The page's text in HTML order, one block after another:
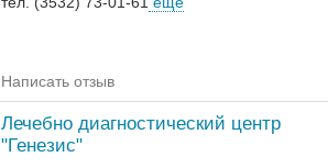
Написать отзыв
Лечебно диагностический центр
"Генезис"